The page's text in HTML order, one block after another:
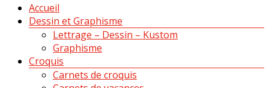
MenuAccueil
Dessin et Graphisme
Lettrage – Dessin – Kustom
Graphisme
Croquis
Carnets de croquis